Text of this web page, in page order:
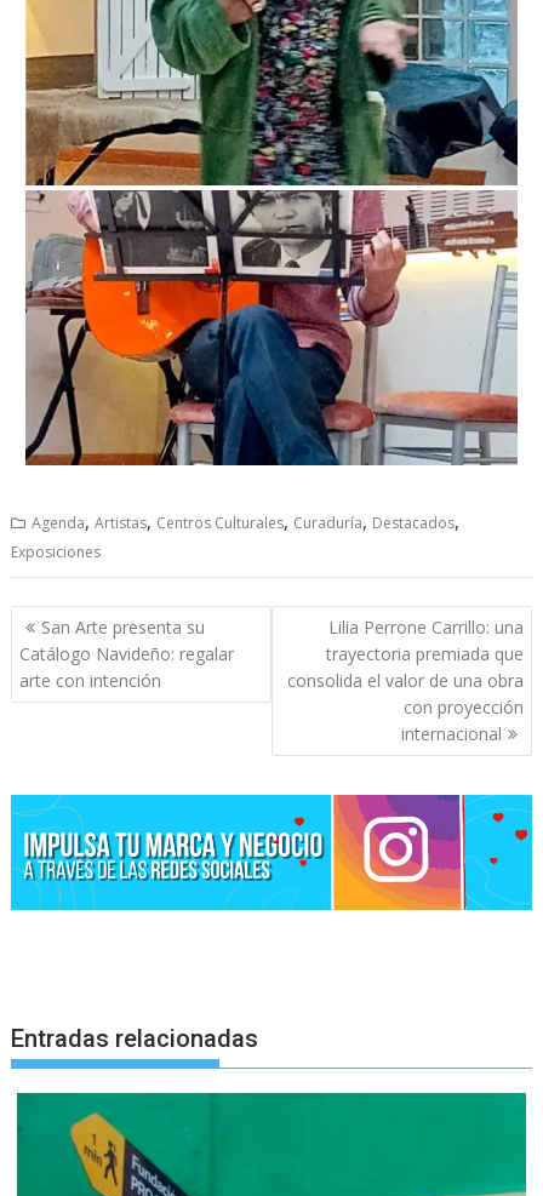
Agenda,Artistas, Centros Culturales, Curaduría, Destacados,
Exposiciones
San Arte presenta su
Catálogo Navideño: regalar
arte con intención
Lilia Perrone Carrillo: una
trayectoria premiada que
consolida el valor de una obra
con proyección
internacional
Entradas relacionadas